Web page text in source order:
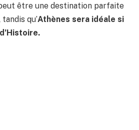
être une destination parfaite
qu’Athènes sera idéale si